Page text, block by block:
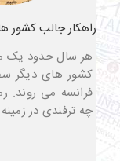
راهکار جالب کشور
فرانسه می روند.
چه ترفندی در